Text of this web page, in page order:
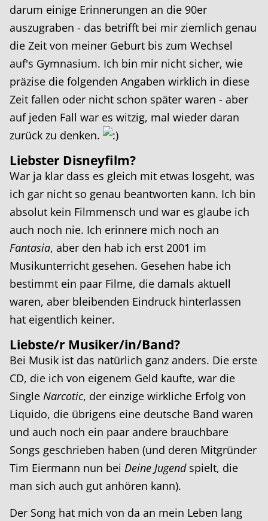
darum einige Erinnerungen an die 90er
auszugraben - das betrifft bei mir ziemlich genau
die Zeit von meiner Geburt bis zum Wechsel
auf's Gymnasium. Ich bin mir nicht sicher, wie
präzise die folgenden Angaben wirklich in diese
Zeit fallen oder nicht schon später waren - aber
auf jeden Fall war es witzig, mal wieder daran
zurück zu denken.
Liebster Disneyfilm?
War ja klar dass es gleich mit etwas losgeht, was
ich gar nicht so genau beantworten kann. Ich bin
absolut kein Filmmensch und war es glaube ich
auch noch nie. Ich erinnere mich noch an
Fantasia, aber den hab ich erst 2001 im
Musikunterricht gesehen. Gesehen habe ich
bestimmt ein paar Filme, die damals aktuell
waren, aber bleibenden Eindruck hinterlassen
hat eigentlich keiner.
Liebste/r Musiker/in/Band?
Bei Musik ist das natürlich ganz anders. Die erste
CD, die ich von eigenem Geld kaufte, war die
Single Narcotic, der einzige wirkliche Erfolg von
Liquido, die übrigens eine deutsche Band waren
und auch noch ein paar andere brauchbare
Songs geschrieben haben (und deren Mitgründer
Tim Eiermann nun bei Deine Jugendspielt, die
man sich auch gut anhören kann).
Der Song hat mich von da an mein Leben lang